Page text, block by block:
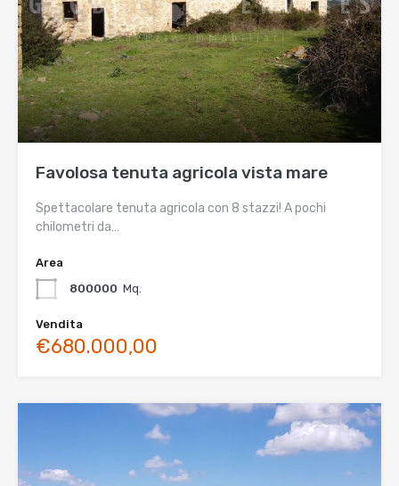
Favolosa tenuta agricola vista mare
Spettacolare tenuta agricola con 8 stazzi! A pochi
chilometri da…
Area
800000 Mq.
Vendita
€680.000,00